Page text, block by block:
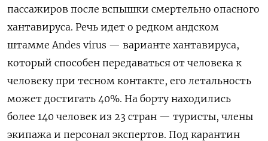
пассажиров после вспышки смертельно опасного
хантавируса. Речь идет о редком андском
штамме Andes virus — варианте хантавируса,
который способен передаваться от человека к
человеку при тесном контакте, его летальность
может достигать 40%. На борту находились
более 140 человек из 23 стран — туристы, члены
экипажа и персонал экспертов. Под карантин